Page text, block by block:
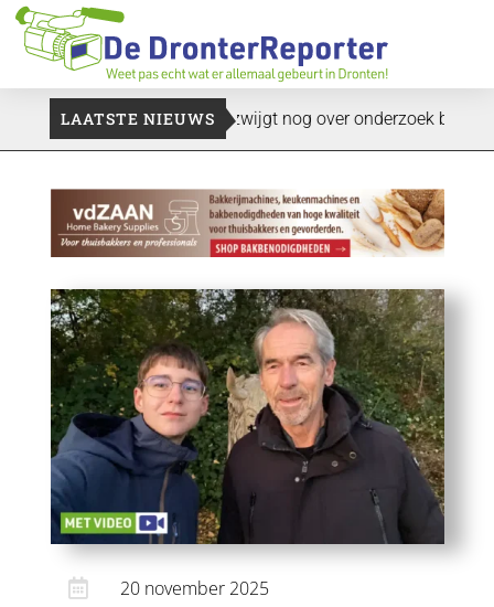
LAATSTE NIEUWS
plukkers Politie zwijgt nog over onderzoek
 20 november 2025